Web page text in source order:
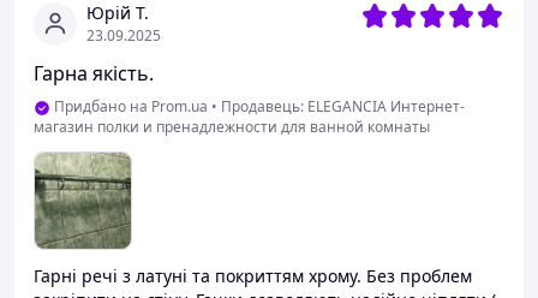
Юрій Т.
23.09.2025
Гарна якість.
Придбано на Prom.ua • Продавець: ELEGANCIA Интернет-
магазин полки и пренадлежности для ванной комнаты
Гарні речі з латуні та покриттям хрому. Без проблем